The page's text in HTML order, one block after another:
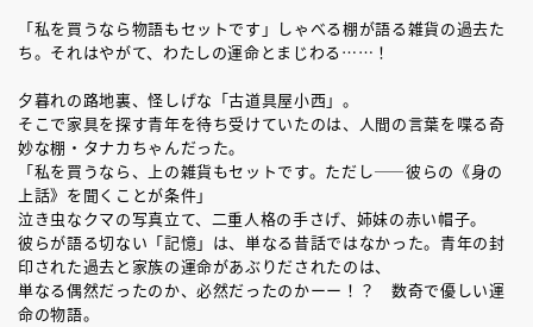
「私を買うなら物語もセットです」しゃべる棚が語る雑貨の過去た
ち。それはやがて、わたしの運命とまじわる……！
夕暮れの路地裏、怪しげな「古道具屋小西」。
そこで家具を探す青年を待ち受けていたのは、人間の言葉を喋る奇
妙な棚・タナカちゃんだった。
「私を買うなら、上の雑貨もセットです。ただし――彼らの《身の
上話》を聞くことが条件」
泣き虫なクマの写真立て、二重人格の手さげ、姉妹の赤い帽子。
彼らが語る切ない「記憶」は、単なる昔話ではなかった。青年の封
印された過去と家族の運命があぶりだされたのは、
単なる偶然だったのか、必然だったのかーー！？ 数奇で優しい運
命の物語。